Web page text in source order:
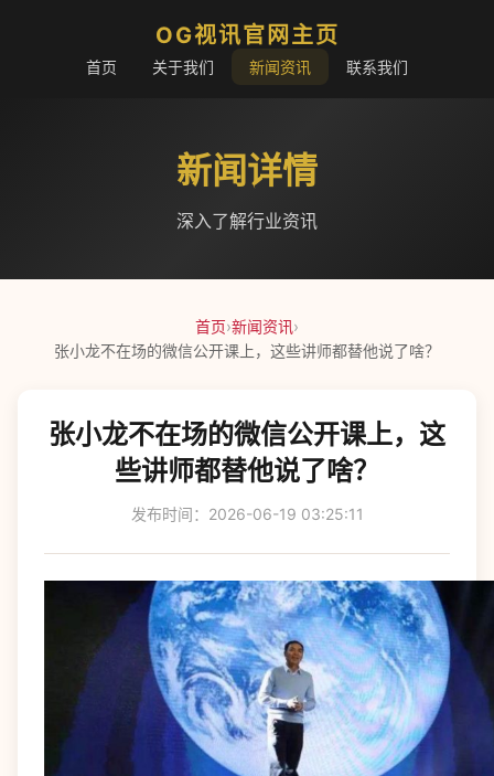
OG视讯官网主页
首页 关于我们 新闻资讯 联系我们
新闻详情
深入了解行业资讯
首页›新闻资讯›
张小龙不在场的微信公开课上，这些讲师都替他说了啥？
张小龙不在场的微信公开课上，这
些讲师都替他说了啥？
发布时间：2026-06-19 03:25:11